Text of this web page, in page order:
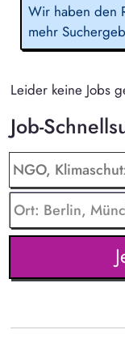
Wir haben den
mehr
Leider keine Jobs
Job-